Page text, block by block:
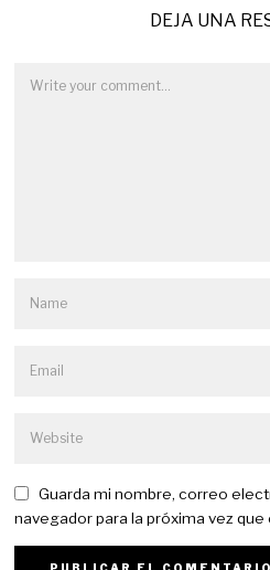
DEJA UNA
Guarda mi nombre, correo
navegador para la próxima vez